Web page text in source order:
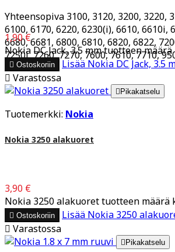
Yhteensopiva 3100, 3120, 3200, 3220,
6100, 6170, 6220, 6230(i), 6610, 6610i,
6680, 6681, 6800, 6810, 6820, 6822,
7250i, 7260, 7270, 7600, 7610, 7710,
1,90 €
Nokia DC Jack, 3.5 mm tuotteen
 Ostoskoriin Lisää Nokia DC Jack, 3.5
 Varastossa
Pikakatselu
Tuotemerkki: Nokia
Nokia 3250 alakuoret
3,90 €
Nokia 3250 alakuoret tuotteen määrä
 Ostoskoriin Lisää Nokia 3250
 Varastossa
 Pikakatselu